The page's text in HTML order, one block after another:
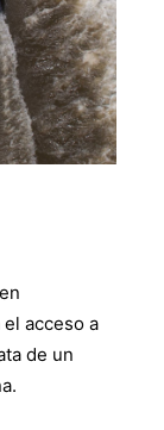
acceso a
de un